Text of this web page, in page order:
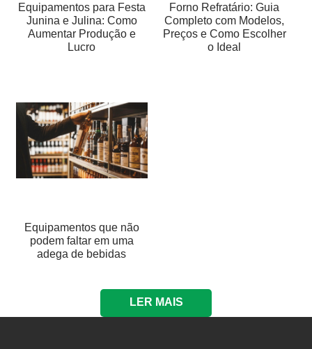
Equipamentos para Festa
Junina e Julina: Como
Aumentar Produção e
Lucro
Forno Refratário: Guia
Completo com Modelos,
Preços e Como Escolher
o Ideal
Equipamentos que não
podem faltar em uma
adega de bebidas
LER MAIS